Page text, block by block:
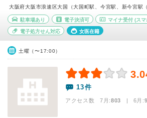
大阪府大阪市浪速区大国（大国町駅、今宮駅、新今宮駅
駐車場あり 電子決済可 マイナ受付 (スマ
電子処方せん対応 女医在籍
土曜（〜17:00）
13件
アクセス数 7月:803 | 6月: